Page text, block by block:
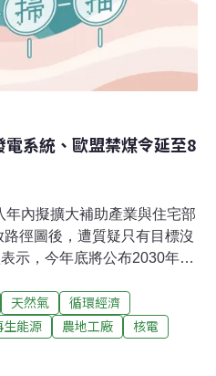
年進行「廠址最終狀態偵測
況，最後是兩年的「廠址復
土地
系統、歐盟禁煤令延至8
內擬擴大補助產業與住宅部
徑圖後，遭質疑只有目標沒
示，今年底將公布2030年的
。龔明鑫也表示，2030年前
會相對較慢，拚節能將是重
能補助，預計擴及工業、服
全面轉變。（中央社、中央
天然氣
循環經濟
生能源 農地工廠
核電